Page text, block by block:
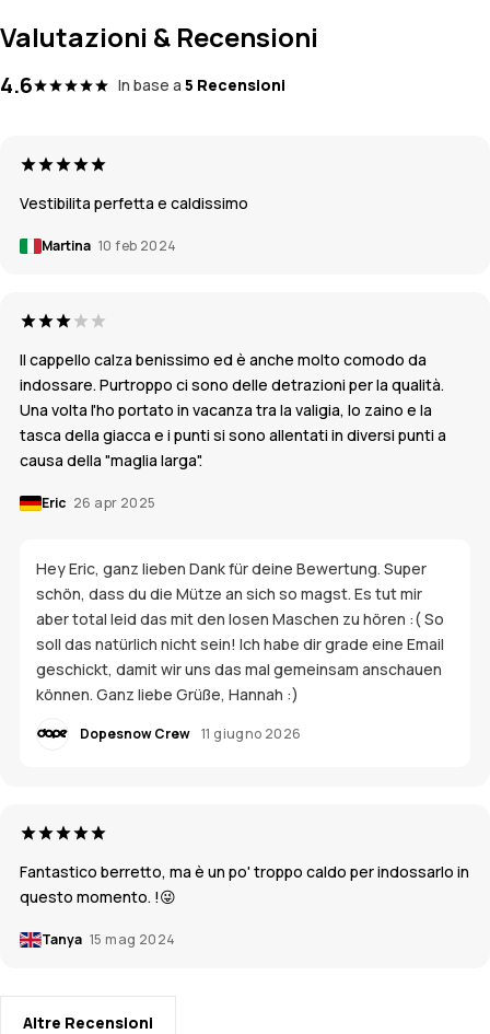
Valutazioni & Recensioni
4.6 In base a 5 Recensioni
Vestibilita perfetta e caldissimo
Martina 10 feb 2024
Il cappello calza benissimo ed è anche molto comodo da
indossare. Purtroppo ci sono delle detrazioni per la qualità.
Una volta l'ho portato in vacanza tra la valigia, lo zaino e la
tasca della giacca e i punti si sono allentati in diversi punti a
causa della "maglia larga".
Eric 26 apr 2025
Hey Eric, ganz lieben Dank für deine Bewertung. Super
schön, dass du die Mütze an sich so magst. Es tut mir
aber total leid das mit den losen Maschen zu hören :( So
soll das natürlich nicht sein! Ich habe dir grade eine Email
geschickt, damit wir uns das mal gemeinsam anschauen
können. Ganz liebe Grüße, Hannah :)
Dopesnow Crew 11 giugno 2026
Fantastico berretto, ma è un po' troppo caldo per indossarlo in
questo momento. !😜
Tanya 15 mag 2024
Altre Recensioni